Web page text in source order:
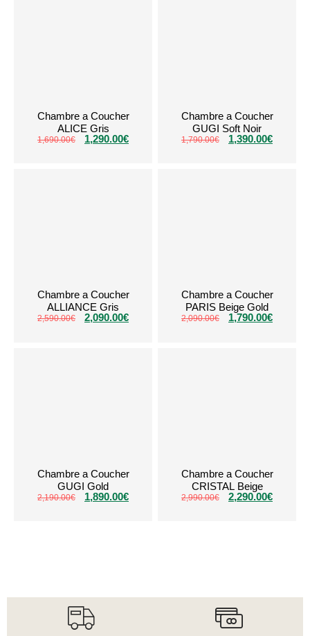
Chambre a Coucher
ALICE Gris
1,690.00€ 1,290.00€
Chambre a Coucher
GUGI Soft Noir
1,790.00€ 1,390.00€
Chambre a Coucher
ALLIANCE Gris
2,590.00€ 2,090.00€
Chambre a Coucher
PARIS Beige Gold
2,090.00€ 1,790.00€
Chambre a Coucher
GUGI Gold
2,190.00€ 1,890.00€
Chambre a Coucher
CRISTAL Beige
2,990.00€ 2,290.00€